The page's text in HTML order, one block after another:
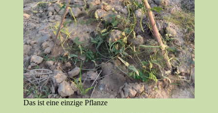
Das ist eine einzige Pflanze